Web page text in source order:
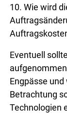
10. Wie wird
Eventuell
Engpässe
Betrachtung
Technologien